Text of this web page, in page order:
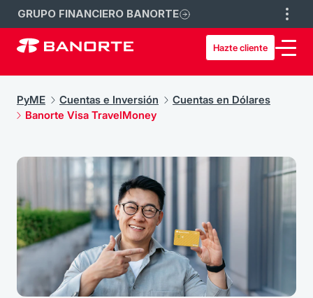
GRUPO FINANCIERO BANORTE
Hazte cliente
PyME Cuentas e Inversión
Cuentas en Dólares
Banorte Visa TravelMoney